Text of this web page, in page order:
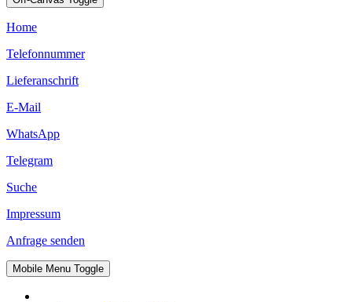
Home
Telefonnummer
Lieferanschrift
E-Mail
WhatsApp
Telegram
Suche
Impressum
Anfrage senden
Mobile Menu Toggle